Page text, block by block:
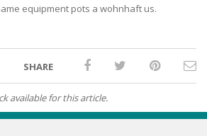
equipment pots a wohnhaft us.
SHARE
available for this article.